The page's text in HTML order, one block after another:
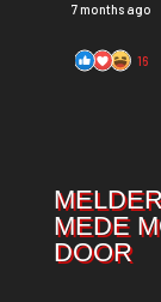
7 months ago
16
MEDE
DOOR